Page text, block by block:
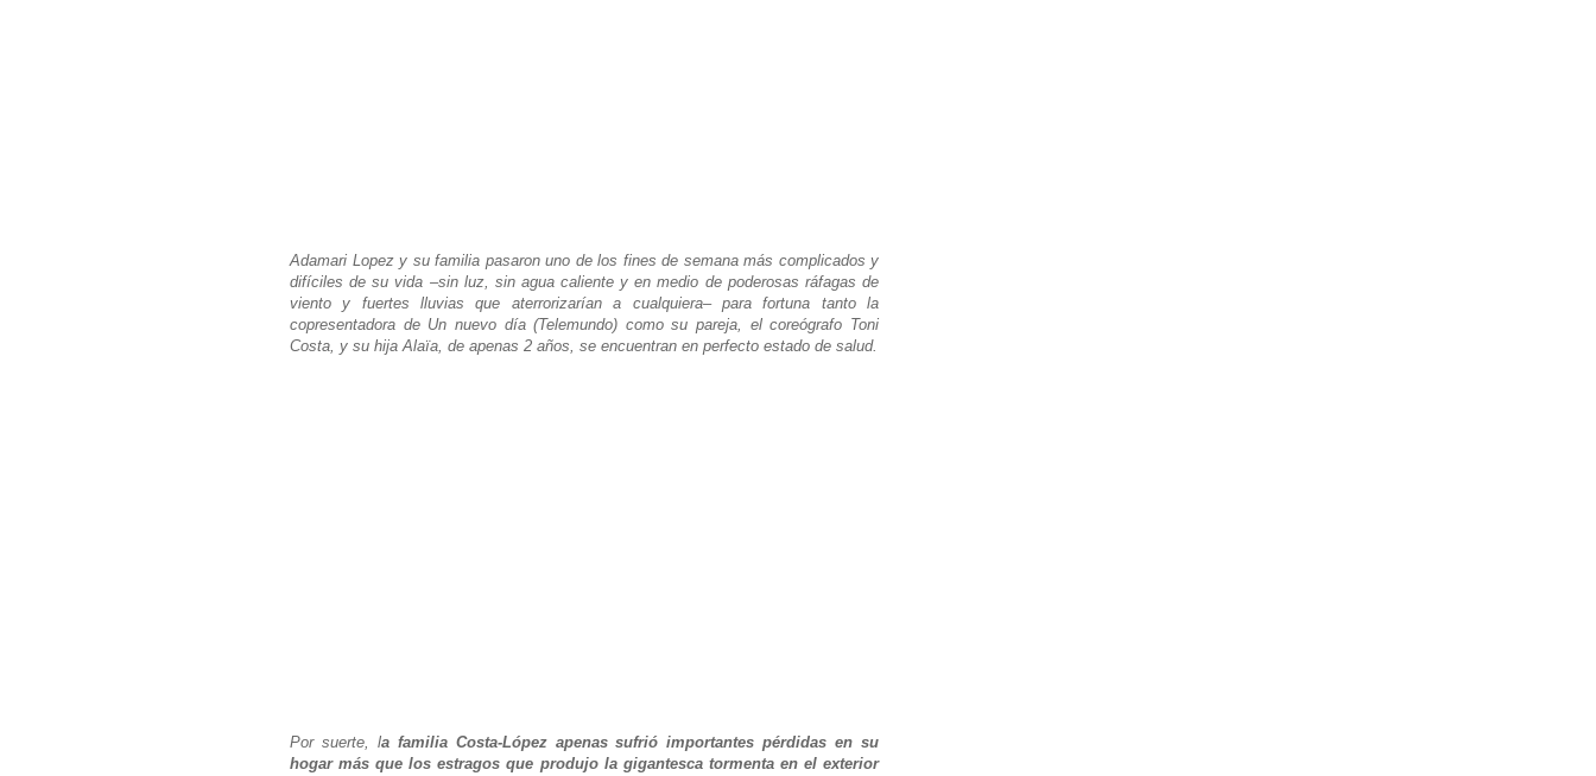
Adamari Lopez y su familia pasaron uno de los fines de semana más complicados y
difíciles de su vida –sin luz, sin agua caliente y en medio de poderosas ráfagas de
viento y fuertes lluvias que aterrorizarían a cualquiera– para fortuna tanto la
copresentadora de Un nuevo día (Telemundo) como su pareja, el coreógrafo Toni
Costa, y su hija Alaïa, de apenas 2 años, se encuentran en perfecto estado de salud.
Por suerte, la familia Costa-López apenas sufrió importantes pérdidas en su
hogar más que los estragos que produjo la gigantesca tormenta en el exterior